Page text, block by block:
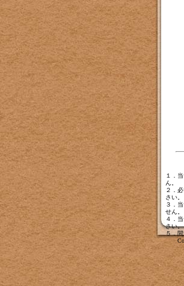
１．
ん。
２．
さい。
３．
せん。
４．
さい。
５．